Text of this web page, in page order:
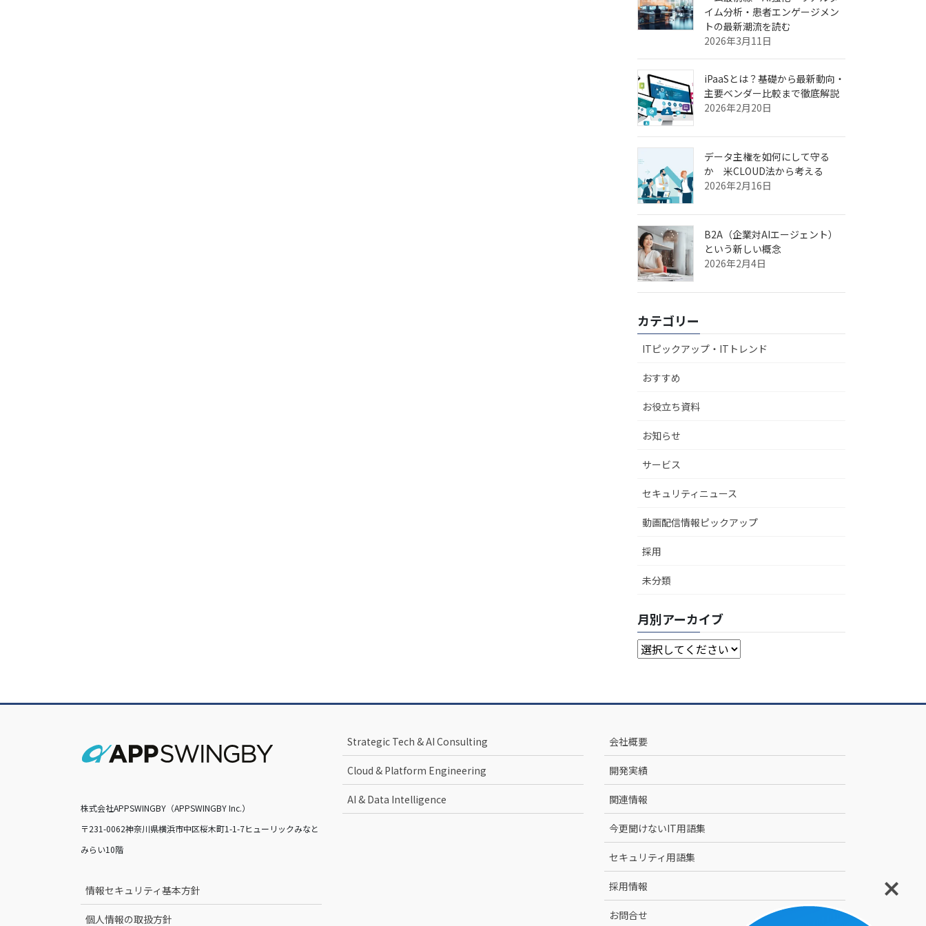
イム分析・患者エンゲージメン
トの最新潮流を読む
2026年3月11日
iPaaSとは？基礎から最新動向・
主要ベンダー比較まで徹底解説
2026年2月20日
データ主権を如何にして守る
か 米CLOUD法から考える
2026年2月16日
B2A（企業対AIエージェント）
という新しい概念
2026年2月4日
カテゴリー
ITピックアップ・ITトレンド
おすすめ
お役立ち資料
お知らせ
サービス
セキュリティニュース
動画配信情報ピックアップ
採用
未分類
月別アーカイブ
株式会社APPSWINGBY（APPSWINGBY Inc.）
〒231-0062神奈川県横浜市中区桜木町1-1-7ヒューリックみなと
みらい10階
情報セキュリティ基本方針
個人情報の取扱方針
Strategic Tech & AI Consulting
Cloud & Platform Engineering
AI & Data Intelligence
会社概要
開発実績
関連情報
今更聞けないIT用語集
セキュリティ用語集
採用情報
お問合せ